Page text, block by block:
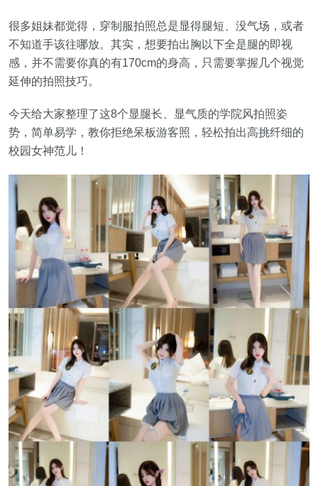
很多姐妹都觉得，穿制服拍照总是显得腿短、没气场，或者
不知道手该往哪放。其实，想要拍出胸以下全是腿的即视
感，并不需要你真的有170cm的身高，只需要掌握几个视觉
延伸的拍照技巧。
今天给大家整理了这8个显腿长、显气质的学院风拍照姿
势，简单易学，教你拒绝呆板游客照，轻松拍出高挑纤细的
校园女神范儿！